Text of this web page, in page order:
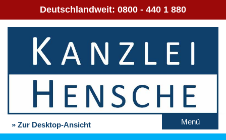
Deutschlandweit: 0800 - 440 1 880
» Zur Desktop-Ansicht Menü